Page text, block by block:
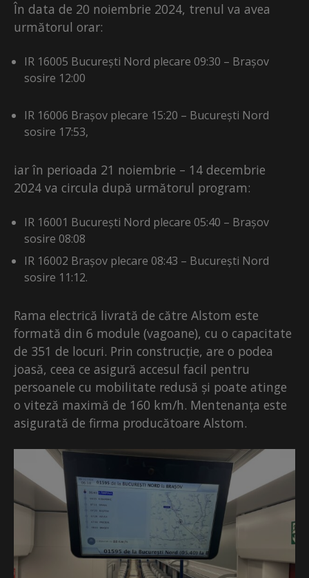
În data de 20 noiembrie 2024, trenul va avea
următorul orar:
IR 16005 București Nord plecare 09:30 – Brașov
sosire 12:00
IR 16006 Brașov plecare 15:20 – București Nord
sosire 17:53,
iar în perioada 21 noiembrie – 14 decembrie
2024 va circula după următorul program:
IR 16001 București Nord plecare 05:40 – Brașov
sosire 08:08
IR 16002 Brașov plecare 08:43 – București Nord
sosire 11:12.
Rama electrică livrată de către Alstom este
formată din 6 module (vagoane), cu o capacitate
de 351 de locuri. Prin construcție, are o podea
joasă, ceea ce asigură accesul facil pentru
persoanele cu mobilitate redusă și poate atinge
o viteză maximă de 160 km/h. Mentenanța este
asigurată de firma producătoare Alstom.